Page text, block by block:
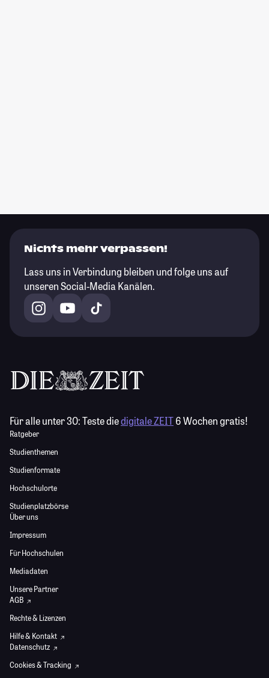
Nichts mehr verpassen!
Lass uns in Verbindung bleiben und folge uns auf
unseren Social-Media Kanälen.
Für alle unter 30:Teste diedigitale ZEIT6 Wochen gratis!
Ratgeber
Studienthemen
Studienformate
Hochschulorte
Studienplatzbörse
Über uns
Impressum
Für Hochschulen
Mediadaten
Unsere Partner
AGB
Rechte & Lizenzen
Hilfe & Kontakt
Datenschutz
Cookies & Tracking